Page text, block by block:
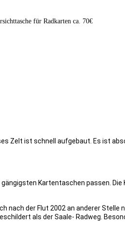
für Radkarten ca. 70€
Zelt ist schnell aufgebaut. Es ist
Kartentaschen passen. Die
nach der Flut 2002 an anderer Stelle
als der Saale- Radweg.